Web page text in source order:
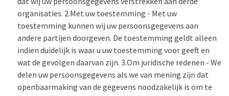
organisaties. 2.Met uw toestemming - Met uw
toestemming kunnen wij uw persoonsgegevens aan
andere partijen doorgeven. De toestemming geldt alleen
indien duidelijk is waar u uw toestemming voor geeft en
wat de gevolgen daarvan zijn. 3.Om juridische redenen - We
delen uw persoonsgegevens als we van mening zijn dat
openbaarmaking van de gegevens noodzakelijk is om te